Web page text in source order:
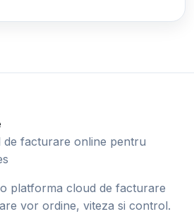
de facturare online pentru
platforma cloud de facturare
vor ordine, viteza si control.